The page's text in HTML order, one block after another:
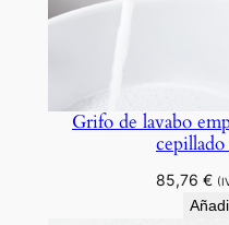
Grifo de lavabo
85,76 €